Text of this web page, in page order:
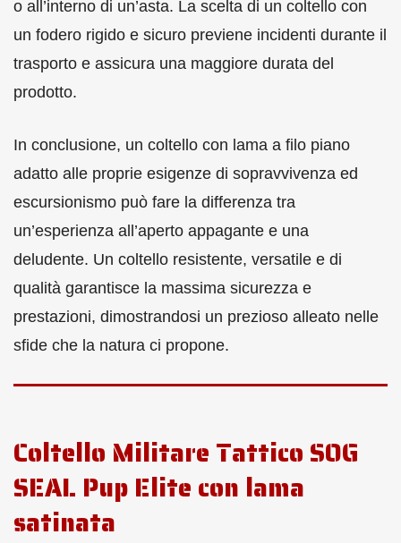
o all’interno di un’asta. La scelta di un coltello con
un fodero rigido e sicuro previene incidenti durante il
trasporto e assicura una maggiore durata del
prodotto.
In conclusione, un coltello con lama a filo piano
adatto alle proprie esigenze di sopravvivenza ed
escursionismo può fare la differenza tra
un’esperienza all’aperto appagante e una
deludente. Un coltello resistente, versatile e di
qualità garantisce la massima sicurezza e
prestazioni, dimostrandosi un prezioso alleato nelle
sfide che la natura ci propone.
Coltello Militare Tattico SOG
SEAL Pup Elite con lama
satinata